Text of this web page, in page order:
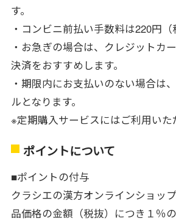
す。
・コンビニ前払い手数料は220円（
・お急ぎの場合は、クレジットカ
決済をおすすめします。
・期限内にお支払いのない場合は
ルとなります。
※定期購入サービスにはご利用いた
ポイントについて
■ポイントの付与
クラシエの漢方オンラインショッ
品価格の金額（税抜）につき１％